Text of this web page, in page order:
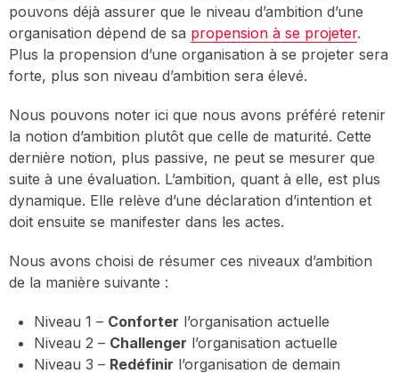
pouvons déjà assurer que le niveau d’ambition d’une
organisation dépend de sa propension à se projeter.
Plus la propension d’une organisation à se projeter sera
forte, plus son niveau d’ambition sera élevé.
Nous pouvons noter ici que nous avons préféré retenir
la notion d’ambition plutôt que celle de maturité. Cette
dernière notion, plus passive, ne peut se mesurer que
suite à une évaluation. L’ambition, quant à elle, est plus
dynamique. Elle relève d’une déclaration d’intention et
doit ensuite se manifester dans les actes.
Nous avons choisi de résumer ces niveaux d’ambition
de la manière suivante :
Niveau 1 – Conforter l’organisation actuelle
Niveau 2 – Challenger l’organisation actuelle
Niveau 3 – Redéfinir l’organisation de demain